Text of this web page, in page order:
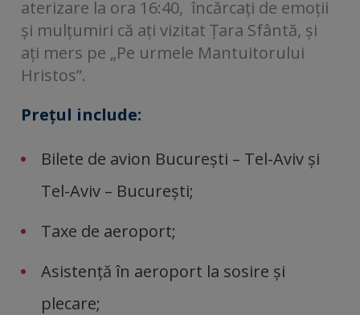
aterizare la ora 16:40, încărcați de emoții
și mulțumiri că ați vizitat Țara Sfântă, și
ați mers pe „Pe urmele Mantuitorului
Hristos”.
Preţul include:
Bilete de avion Bucureşti – Tel-Aviv şi
Tel-Aviv – Bucureşti;
Taxe de aeroport;
Asistenţă în aeroport la sosire şi
plecare;